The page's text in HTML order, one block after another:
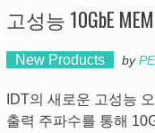
고성능 10GbE
New Products by
IDT의 새로운 고성능
출력 주파수를 통해